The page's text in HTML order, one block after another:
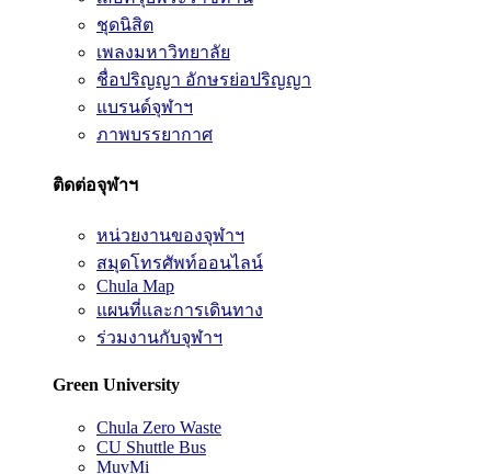
ชุดนิสิต
เพลงมหาวิทยาลัย
ชื่อปริญญา อักษรย่อปริญญา
แบรนด์จุฬาฯ
ภาพบรรยากาศ
ติดต่อจุฬาฯ
หน่วยงานของจุฬาฯ
สมุดโทรศัพท์ออนไลน์
Chula Map
แผนที่และการเดินทาง
ร่วมงานกับจุฬาฯ
Green University
Chula Zero Waste
CU Shuttle Bus
MuvMi